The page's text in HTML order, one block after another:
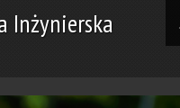
Inżynierska